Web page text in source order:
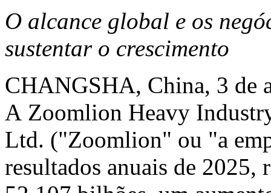
O alcance global e os
sustentar o crescimento
CHANGSHA, China, 3 de
A Zoomlion Heavy
Ltd. ("Zoomlion" ou "a
resultados anuais de